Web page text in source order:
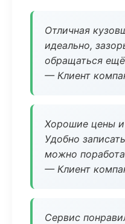
Отличная
идеально,
обращаться
— Клиент
Хорошие цены
Удобно
можно
— Клиент
Сервис